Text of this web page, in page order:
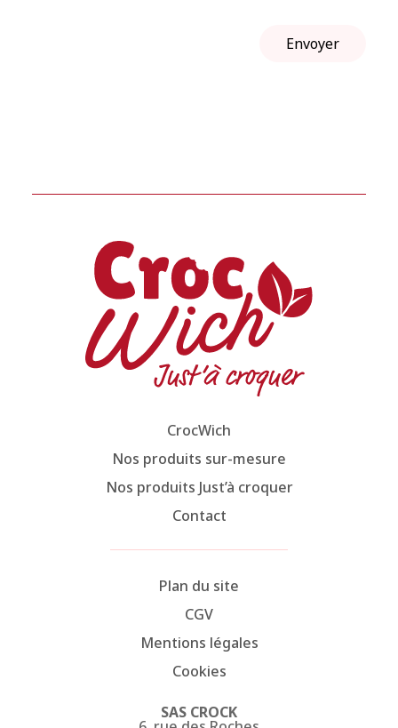
CrocWich
Nos produits sur-mesure
Nos produits Just’à croquer
Contact
Plan du site
CGV
Mentions légales
Cookies
SAS CROCK